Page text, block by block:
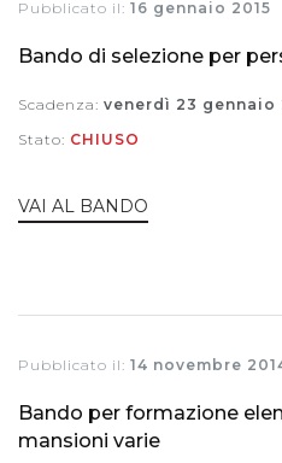
Pubblicato il: 16 gennaio 2015
Bando di selezione per
Scadenza: venerdì 23 gennaio
Stato: CHIUSO
VAI AL BANDO
Pubblicato il: 14 novembre
Bando per formazione
mansioni varie